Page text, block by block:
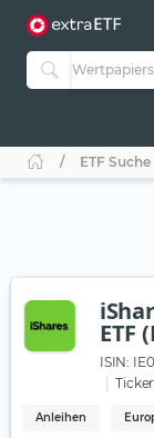
ETF-Guide 2.0
Guide Aktive
ETF-Sparpläne
ETF Suche
ETF
ISIN:
Anleihen